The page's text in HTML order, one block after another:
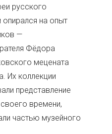
русского
на опыт
—
Фёдора
мецената
Их коллекции
представление
времени,
частью музейного